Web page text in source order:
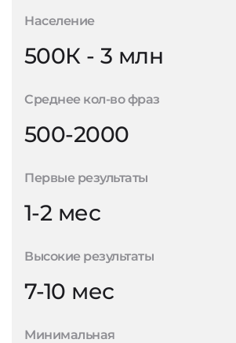
Население
500К - 3 млн
Среднее кол-во фраз
500-2000
Первые результаты
1-2 мес
Высокие результаты
7-10 мес
Минимальная